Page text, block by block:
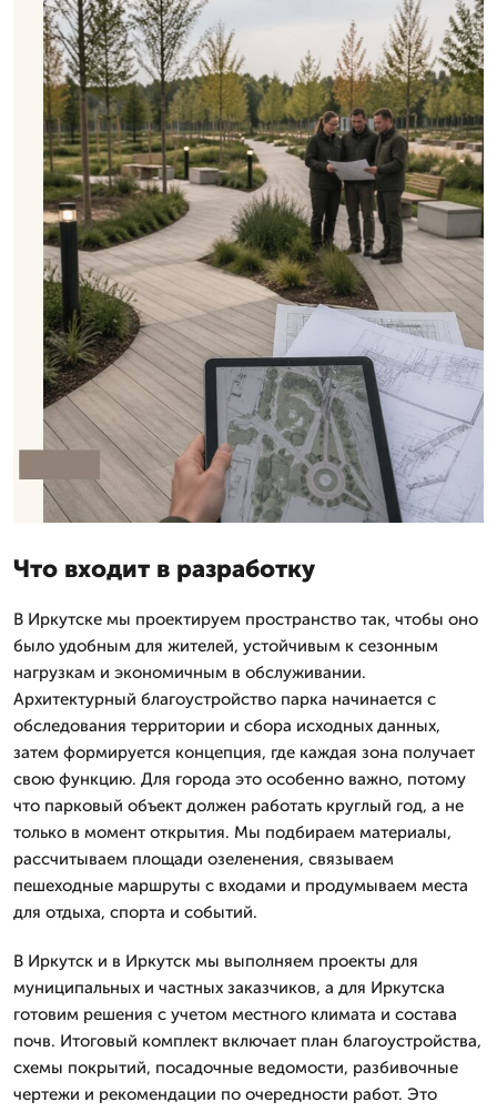
Что входит в разработку
В Иркутске мы проектируем пространство так, чтобы оно
было удобным для жителей, устойчивым к сезонным
нагрузкам и экономичным в обслуживании.
Архитектурный благоустройство парка начинается с
обследования территории и сбора исходных данных,
затем формируется концепция, где каждая зона получает
свою функцию. Для города это особенно важно, потому
что парковый объект должен работать круглый год, а не
только в момент открытия. Мы подбираем материалы,
рассчитываем площади озеленения, связываем
пешеходные маршруты с входами и продумываем места
для отдыха, спорта и событий.
В Иркутск и в Иркутск мы выполняем проекты для
муниципальных и частных заказчиков, а для Иркутска
готовим решения с учетом местного климата и состава
почв. Итоговый комплект включает план благоустройства,
схемы покрытий, посадочные ведомости, разбивочные
чертежи и рекомендации по очередности работ. Это